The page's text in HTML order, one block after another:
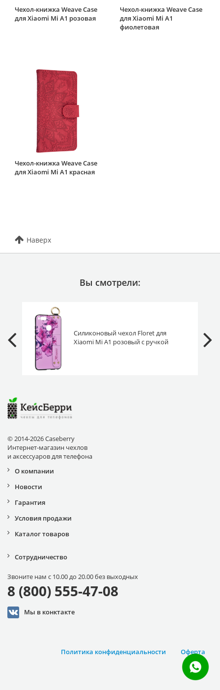
Чехол-книжка Weave Case
для Xiaomi Mi A1 розовая
Чехол-книжка Weave Case
для Xiaomi Mi A1
фиолетовая
Чехол-книжка Weave Case
для Xiaomi Mi A1 красная
Наверх
Вы смотрели:
Силиконовый чехол Floret для
Xiaomi Mi A1 розовый с ручкой
© 2014-2026 Caseberry
Интернет-магазин чехлов
и аксессуаров для телефона
О компании
Новости
Гарантия
Условия продажи
Каталог товаров
Сотрудничество
Звоните нам с 10.00 до 20.00 без выходных
8 (800) 555-47-08
Мы в конктакте
Оферта
Политика конфиденциальности